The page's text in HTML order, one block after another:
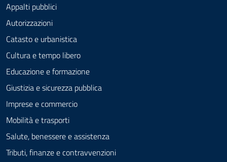
Appalti pubblici
Autorizzazioni
Catasto e urbanistica
Cultura e tempo libero
Educazione e formazione
Giustizia e sicurezza pubblica
Imprese e commercio
Mobilità e trasporti
Salute, benessere e assistenza
Tributi, finanze e contravvenzioni